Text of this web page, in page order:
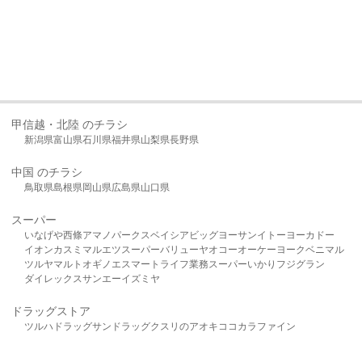
甲信越・北陸 のチラシ
新潟県富山県石川県福井県山梨県長野県
中国 のチラシ
鳥取県島根県岡山県広島県山口県
スーパー
いなげや西條アマノパークスベイシア ビッグヨーサンイトーヨーカドー
イオンカスミ マルエツスーパーバリューヤオコーオーケー ヨークベニマル
ツルヤマルト オギノ エスマート ライフ業務スーパーいかり フジグラン
ダイレックスサンエーイズミヤ
ドラッグストア
ツルハドラッグサンドラッグクスリのアオキ ココカラファイン